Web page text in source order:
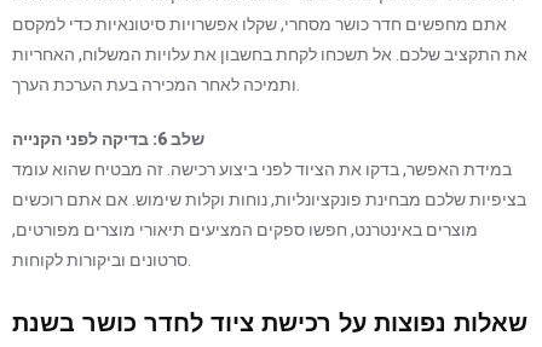
אתם מחפשים חדר כושר מסחרי, שקלו אפשרויות סיטונאיות כדי למקסם
את התקציב שלכם. אל תשכחו לקחת בחשבון את עלויות המשלוח, האחריות
שלב 6: בדיקה לפני הקנייה
במידת האפשר, בדקו את הציוד לפני ביצוע רכישה. זה מבטיח שהוא עומד
בציפיות שלכם מבחינת פונקציונליות, נוחות וקלות שימוש. אם אתם רוכשים
מוצרים באינטרנט, חפשו ספקים המציעים תיאורי מוצרים מפורטים,
שאלות נפוצות על רכישת ציוד לחדר כושר בשנת